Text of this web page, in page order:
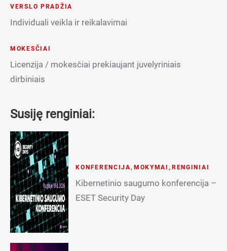
VERSLO PRADŽIA
Individuali veikla ir reikalavimai
MOKESČIAI
Licenzija / mokesčiai prekiaujant juvelyriniais
dirbiniais
Susiję renginiai:
KONFERENCIJA , MOKYMAI , RENGINIAI
Kibernetinio saugumo konferencija –
ESET Security Day